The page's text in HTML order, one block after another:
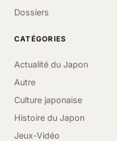
Dossiers
CATÉGORIES
Actualité du Japon
Autre
Culture japonaise
Histoire du Japon
Jeux-Vidéo